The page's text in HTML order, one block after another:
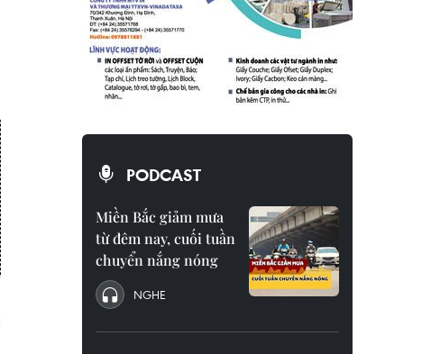
PODCAST
Miền Bắc giảm mưa
từ đêm nay, cuối tuần
chuyển nắng nóng
NGHE